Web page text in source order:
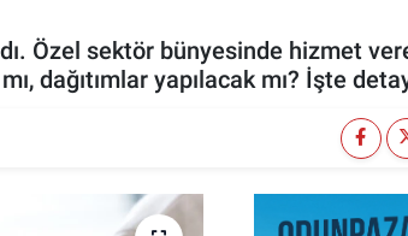
Özel sektör bünyesinde hizmet
dağıtımlar yapılacak mı? İşte